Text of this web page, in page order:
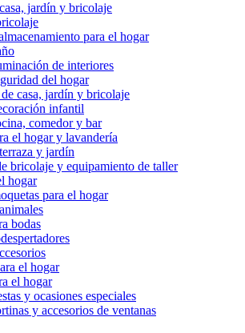
jardín y bricolaje
para el hogar
de interiores
del hogar
casa, jardín y bricolaje
infantil
comedor y bar
el hogar y lavandería
y jardín
bricolaje y equipamiento de taller
hogar
para el hogar
bodas
el hogar
el hogar
y ocasiones especiales
y accesorios de ventanas